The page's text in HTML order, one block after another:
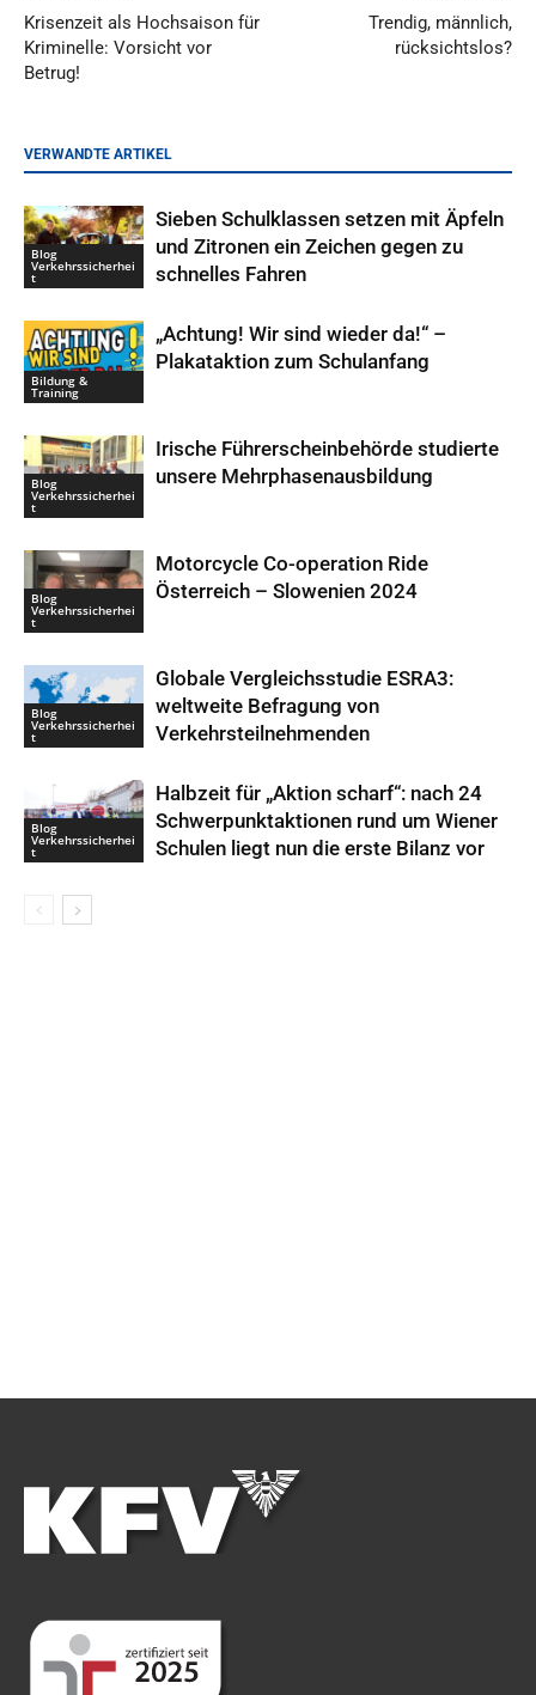
Krisenzeit als Hochsaison für
Kriminelle: Vorsicht vor
Betrug!
Trendig, männlich,
rücksichtslos?
VERWANDTE ARTIKEL
Blog
Verkehrssicherhei
t
Sieben Schulklassen setzen mit Äpfeln
und Zitronen ein Zeichen gegen zu
schnelles Fahren
Bildung &
Training
„Achtung! Wir sind wieder da!“ –
Plakataktion zum Schulanfang
Blog
Verkehrssicherhei
t
Irische Führerscheinbehörde studierte
unsere Mehrphasenausbildung
Blog
Verkehrssicherhei
t
Motorcycle Co-operation Ride
Österreich – Slowenien 2024
Blog
Verkehrssicherhei
t
Globale Vergleichsstudie ESRA3:
weltweite Befragung von
Verkehrsteilnehmenden
Blog
Verkehrssicherhei
t
Halbzeit für „Aktion scharf“: nach 24
Schwerpunktaktionen rund um Wiener
Schulen liegt nun die erste Bilanz vor